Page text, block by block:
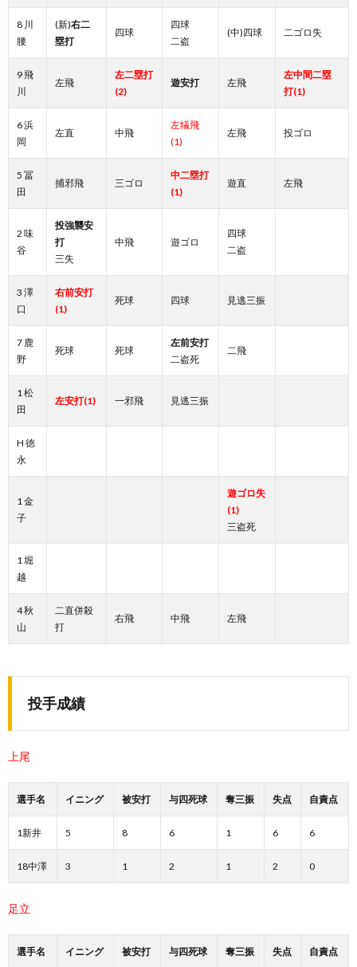
8 川
腰
(新)右二
塁打
四球
四球
二盗
(中)四球 二ゴロ失
9 飛
川
左飛
左二塁打
(2)
遊安打 左飛
左中間二塁
打(1)
6 浜
岡
左直 中飛
左犠飛
(1)
左飛 投ゴロ
5 冨
田
捕邪飛 三ゴロ
中二塁打
(1)
遊直 左飛
2 味
谷
投強襲安
打
三失
中飛 遊ゴロ
四球
二盗
3 澤
口
右前安打
(1)
死球 四球 見逃三振
7 鹿
野
死球 死球
左前安打
二盗死
二飛
1 松
田
左安打(1) 一邪飛 見逃三振
H 徳
永
1 金
子
遊ゴロ失
(1)
三盗死
1 堀
越
4 秋
山
二直併殺
打
右飛 中飛 左飛
投手成績
上尾
選手名 イニング 被安打 与四死球 奪三振 失点 自責点
1新井 5 8 6 1 6 6
18中澤 3 1 2 1 2 0
足立
選手名 イニング 被安打 与四死球 奪三振 失点 自責点